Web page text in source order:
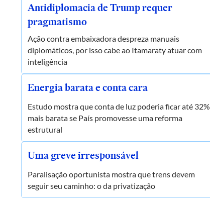
Antidiplomacia de Trump requer
pragmatismo
Ação contra embaixadora despreza manuais
diplomáticos, por isso cabe ao Itamaraty atuar com
inteligência
Energia barata e conta cara
Estudo mostra que conta de luz poderia ficar até 32%
mais barata se País promovesse uma reforma
estrutural
Uma greve irresponsável
Paralisação oportunista mostra que trens devem
seguir seu caminho: o da privatização